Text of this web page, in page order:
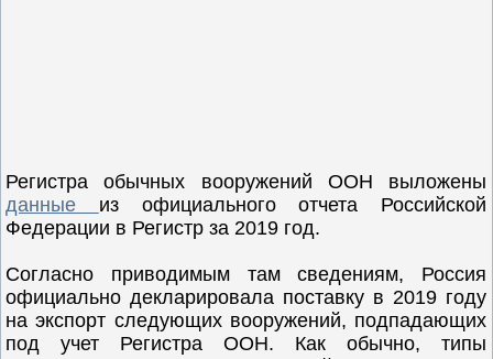
Регистра обычных вооружений ООН выложены
данные из официального отчета Российской
Федерации в Регистр за 2019 год.
Согласно приводимым там сведениям, Россия
официально декларировала поставку в 2019 году
на экспорт следующих вооружений, подпадающих
под учет Регистра ООН. Как обычно, типы